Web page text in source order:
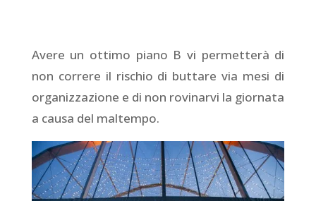
Avere un ottimo piano B vi permetterà di
non correre il rischio di buttare via mesi di
organizzazione e di non rovinarvi la giornata
a causa del maltempo.